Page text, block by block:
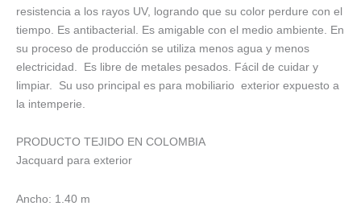
resistencia a los rayos UV, logrando que su color perdure con el
tiempo. Es antibacterial. Es amigable con el medio ambiente. En
su proceso de producción se utiliza menos agua y menos
electricidad. Es libre de metales pesados. Fácil de cuidar y
limpiar. Su uso principal es para mobiliario exterior expuesto a
la intemperie.
PRODUCTO TEJIDO EN COLOMBIA
Jacquard para exterior
Ancho: 1.40 m